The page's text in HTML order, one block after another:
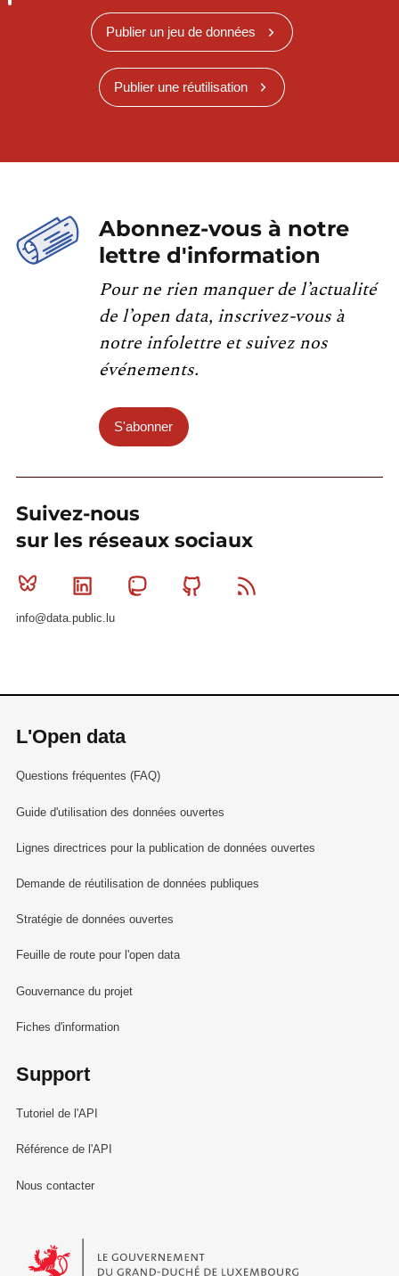
Publier un jeu de données
Publier une réutilisation
Abonnez-vous à notre
lettre d'information
Pour ne rien manquer de l’actualité
de l’open data, inscrivez-vous à
notre infolettre et suivez nos
événements.
S'abonner
Suivez-nous
sur les réseaux sociaux
Bluesky Linkedin MastodonGithub
info@data.public.lu
L'Open data
Questions fréquentes (FAQ)
Guide d'utilisation des données ouvertes
Lignes directrices pour la publication de données ouvertes
Demande de réutilisation de données publiques
Stratégie de données ouvertes
Feuille de route pour l'open data
Gouvernance du projet
Fiches d'information
Support
Tutoriel de l'API
Référence de l'API
Nous contacter
Le Gouvernement du Grand-Duché de Luxembourg - Service